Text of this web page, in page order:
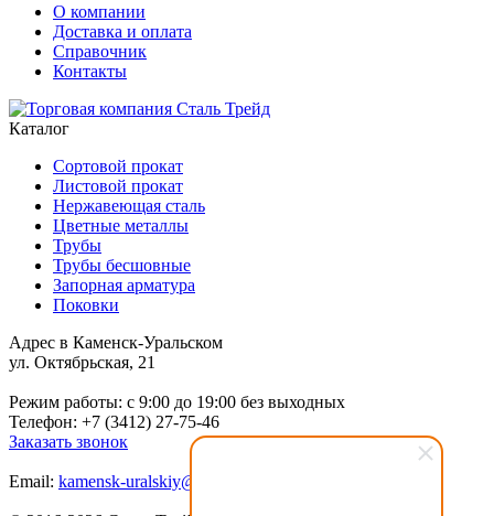
О компании
Доставка и оплата
Справочник
Контакты
Каталог
Сортовой прокат
Листовой прокат
Нержавеющая сталь
Цветные металлы
Трубы
Трубы бесшовные
Запорная арматура
Поковки
Адрес в Каменск-Уральском
ул. Октябрьская, 21
Режим работы: c 9:00 до 19:00 без выходных
Телефон: +7 (3412) 27-75-46
Заказать звонок
Email: kamensk-uralskiy@stizh.com